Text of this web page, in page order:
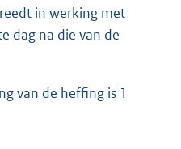
in werking met
dag na die van de
van de heffing is 1